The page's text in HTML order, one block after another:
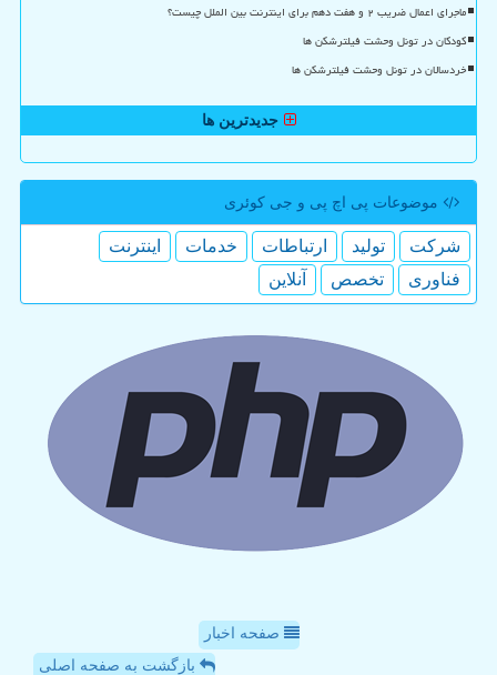
ماجرای اعمال ضریب ۲ و هفت دهم برای اینترنت بین الملل چیست؟
کودکان در تونل وحشت فیلترشکن ها
خردسالان در تونل وحشت فیلترشکن ها
جدیدترین ها
موضوعات پی اچ پی و جی كوئری
شركت تولید ارتباطات خدمات
اینترنت
فناوری
تخصص آنلاین
صفحه اخبار
بازگشت به صفحه اصلی